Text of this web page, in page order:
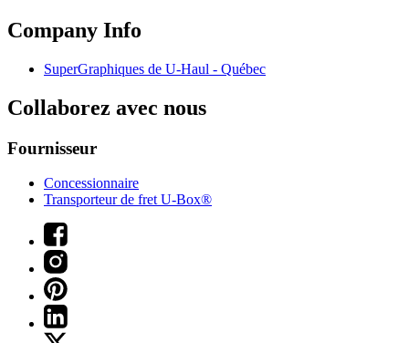
Company Info
SuperGraphiques de U-Haul - Québec
Collaborez avec nous
Fournisseur
Concessionnaire
Transporteur de fret U-Box®